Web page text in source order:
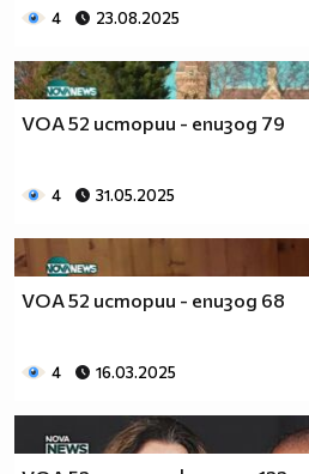
4 23.08.2025
VOA 52 истории - епизод 79
4 31.05.2025
VOA 52 истории - епизод 68
4 16.03.2025